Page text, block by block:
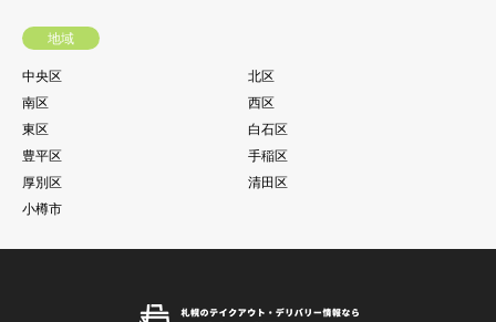
地域
中央区
北区
南区
西区
東区
白石区
豊平区
手稲区
厚別区
清田区
小樽市